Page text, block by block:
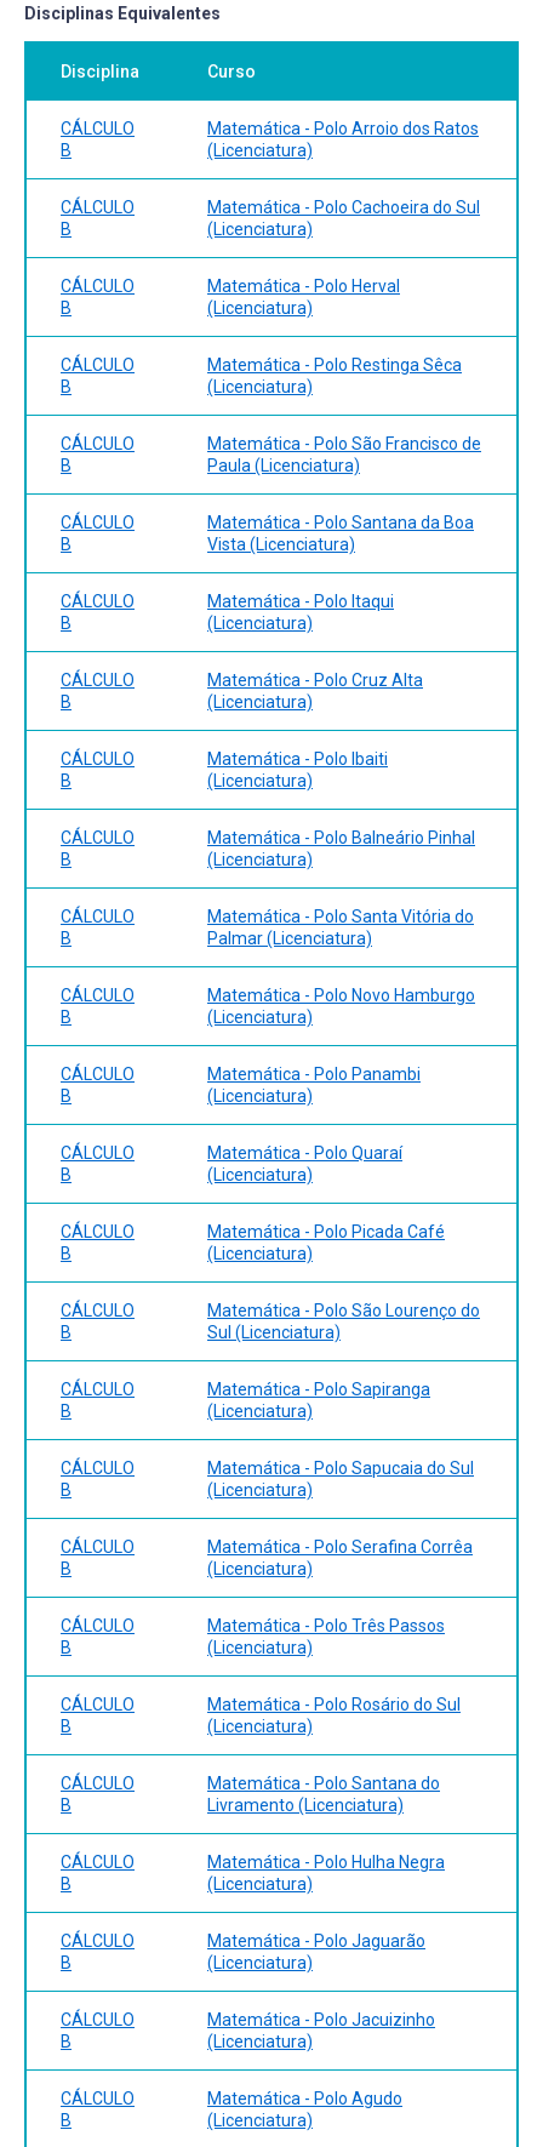
Disciplinas Equivalentes
Disciplina Curso
CÁLCULO
B
Matemática - Polo Arroio dos Ratos
(Licenciatura)
CÁLCULO
B
Matemática - Polo Cachoeira do Sul
(Licenciatura)
CÁLCULO
B
Matemática - Polo Herval
(Licenciatura)
CÁLCULO
B
Matemática - Polo Restinga Sêca
(Licenciatura)
CÁLCULO
B
Matemática - Polo São Francisco de
Paula (Licenciatura)
CÁLCULO
B
Matemática - Polo Santana da Boa
Vista (Licenciatura)
CÁLCULO
B
Matemática - Polo Itaqui
(Licenciatura)
CÁLCULO
B
Matemática - Polo Cruz Alta
(Licenciatura)
CÁLCULO
B
Matemática - Polo Ibaiti
(Licenciatura)
CÁLCULO
B
Matemática - Polo Balneário Pinhal
(Licenciatura)
CÁLCULO
B
Matemática - Polo Santa Vitória do
Palmar (Licenciatura)
CÁLCULO
B
Matemática - Polo Novo Hamburgo
(Licenciatura)
CÁLCULO
B
Matemática - Polo Panambi
(Licenciatura)
CÁLCULO
B
Matemática - Polo Quaraí
(Licenciatura)
CÁLCULO
B
Matemática - Polo Picada Café
(Licenciatura)
CÁLCULO
B
Matemática - Polo São Lourenço do
Sul (Licenciatura)
CÁLCULO
B
Matemática - Polo Sapiranga
(Licenciatura)
CÁLCULO
B
Matemática - Polo Sapucaia do Sul
(Licenciatura)
CÁLCULO
B
Matemática - Polo Serafina Corrêa
(Licenciatura)
CÁLCULO
B
Matemática - Polo Três Passos
(Licenciatura)
CÁLCULO
B
Matemática - Polo Rosário do Sul
(Licenciatura)
CÁLCULO
B
Matemática - Polo Santana do
Livramento (Licenciatura)
CÁLCULO
B
Matemática - Polo Hulha Negra
(Licenciatura)
CÁLCULO
B
Matemática - Polo Jaguarão
(Licenciatura)
CÁLCULO
B
Matemática - Polo Jacuizinho
(Licenciatura)
CÁLCULO
B
Matemática - Polo Agudo
(Licenciatura)